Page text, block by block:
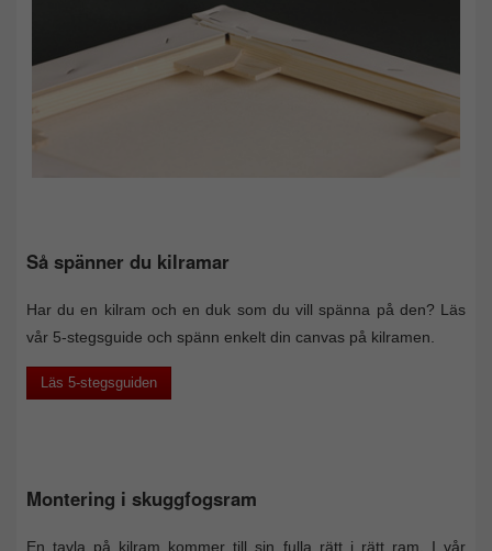
Så spänner du kilramar
Har du en kilram och en duk som du vill spänna på den? Läs
vår 5-stegsguide och spänn enkelt din canvas på kilramen.
Läs 5-stegsguiden
Montering i skuggfogsram
En tavla på kilram kommer till sin fulla rätt i rätt ram. I vår